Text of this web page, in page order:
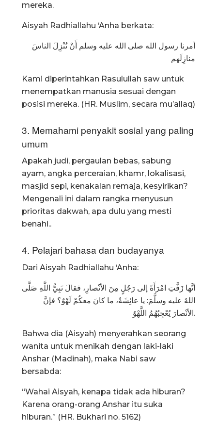
mereka.
Aisyah Radhiallahu ‘Anha berkata:
أمرنا رسول الله صلى الله عليه وسلم أَنْ نُنْزِلَ الناسَ
منازِلَهم
Kami diperintahkan Rasulullah saw untuk
menempatkan manusia sesuai dengan
posisi mereka. (HR. Muslim, secara mu’allaq)
3. Memahami penyakit sosial yang paling
umum
Apakah judi, pergaulan bebas, sabung
ayam, angka perceraian, khamr, lokalisasi,
masjid sepi, kenakalan remaja, kesyirikan?
Mengenali ini dalam rangka menyusun
prioritas dakwah, apa dulu yang mesti
benahi..
4. Pelajari bahasa dan budayanya
Dari Aisyah Radhiallahu ‘Anha:
أنَّها زَفَّتِ امْرَأَةً إلى رَجُلٍ مِنَ الأنْصارِ، فقالَ نَبِيُّ اللَّهِ صَلَّى
اللهُ عليه وسلَّمَ: يا عائِشَةُ، ما كانَ معكُمْ لَهْوٌ؟ فإنَّ
الأنْصارَ يُعْجِبُهُمُ اللَّهْوُ.
Bahwa dia (Aisyah) menyerahkan seorang
wanita untuk menikah dengan laki-laki
Anshar (Madinah), maka Nabi saw
bersabda:
“Wahai Aisyah, kenapa tidak ada hiburan?
Karena orang-orang Anshar itu suka
hiburan.” (HR. Bukhari no. 5162)